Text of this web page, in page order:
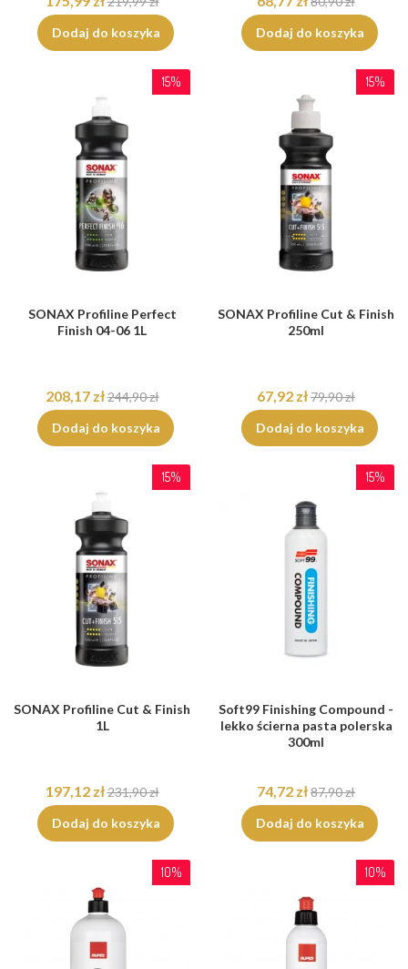
Dodaj do koszyka
Dodaj do koszyka
15%
SONAX Profiline Perfect
Finish 04-06 1L
208,17 zł244,90 zł
Dodaj do koszyka
15%
SONAX Profiline Cut & Finish
250ml
67,92 zł79,90 zł
Dodaj do koszyka
15%
SONAX Profiline Cut & Finish
1L
197,12 zł231,90 zł
Dodaj do koszyka
15%
Soft99 Finishing Compound -
lekko ścierna pasta polerska
300ml
74,72 zł87,90 zł
Dodaj do koszyka
10% 10%